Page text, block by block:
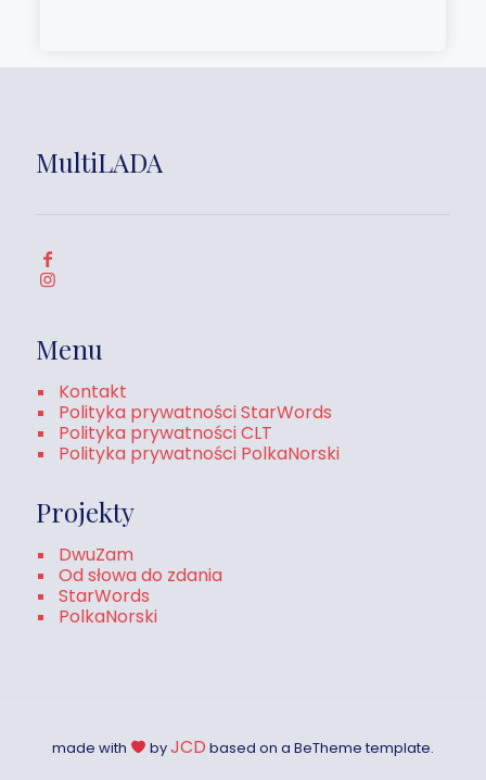
MultiLADA
Menu
Kontakt
Polityka prywatności StarWords
Polityka prywatności CLT
Polityka prywatności PolkaNorski
Projekty
DwuZam
Od słowa do zdania
StarWords
PolkaNorski
made with byJCD based on a BeTheme template.